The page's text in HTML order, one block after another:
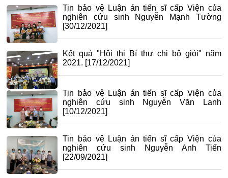
Tin bảo vệ Luận án tiến sĩ cấp Viện của
nghiên cứu sinh Nguyễn Mạnh Tường
[30/12/2021]
Kết quả "Hội thi Bí thư chi bộ giỏi" năm
2021. [17/12/2021]
Tin bảo vệ Luận án tiến sĩ cấp Viện của
nghiên cứu sinh Nguyễn Văn Lanh
[10/12/2021]
Tin bảo vệ Luận án tiến sĩ cấp Viện của
nghiên cứu sinh Nguyễn Anh Tiến
[22/09/2021]